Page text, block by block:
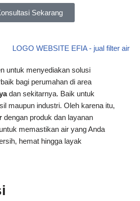
Sekarang
untuk menyediakan solusi
bagi perumahan di area
dan sekitarnya. Baik untuk
maupun industri. Oleh karena itu,
dengan produk dan layanan
memastikan air yang Anda
hemat hingga layak